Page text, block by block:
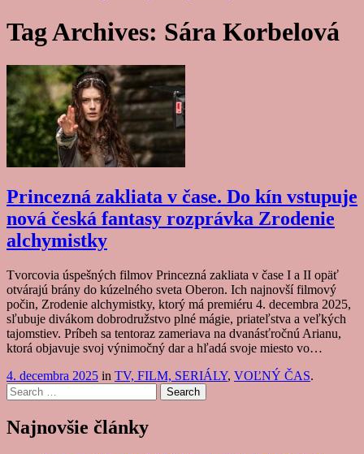
Tag Archives: Sára Korbelová
Princezná zakliata v čase. Do kín vstupuje
nová česká fantasy rozprávka Zrodenie
alchymistky
Tvorcovia úspešných filmov Princezná zakliata v čase I a II opäť
otvárajú brány do kúzelného sveta Oberon. Ich najnovší filmový
počin, Zrodenie alchymistky, ktorý má premiéru 4. decembra 2025,
sľubuje divákom dobrodružstvo plné mágie, priateľstva a veľkých
tajomstiev. Príbeh sa tentoraz zameriava na dvanásťročnú Arianu,
ktorá objavuje svoj výnimočný dar a hľadá svoje miesto vo…
4. decembra 2025 in TV, FILM, SERIÁLY, VOĽNÝ ČAS.
Search
Najnovšie články